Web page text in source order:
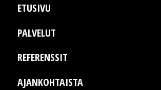
ETUSIVU
PALVELUT
REFERENSSIT
AJANKOHTAISTA